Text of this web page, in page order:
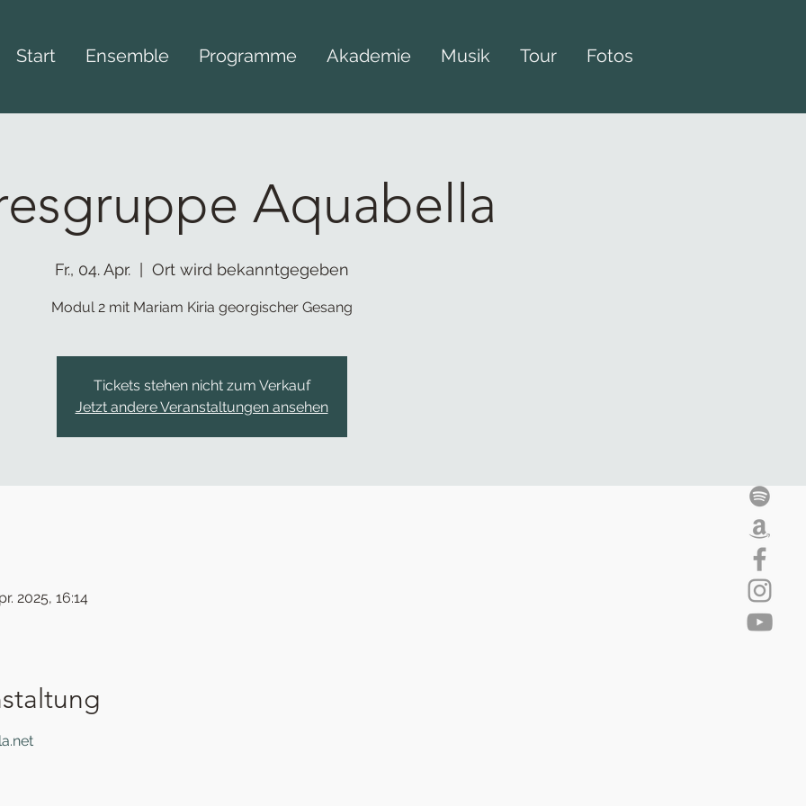
Start Ensemble Programme Akademie Musik Tour Fotos
Aquabella
Fr., 04. Apr.
  |
Ort wird bekanntgegeben
Modul 2 mit Mariam Kiria georgischer Gesang
Tickets stehen nicht zum Verkauf
Jetzt andere Veranstaltungen ansehen
2025, 16:14